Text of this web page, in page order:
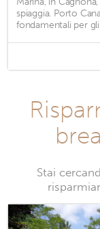
spiaggia. Porto
fondamentali per
Stai